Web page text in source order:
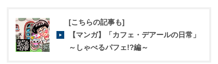
[こちらの記事も]
【マンガ】「カフェ・デアールの日常」
～しゃべるパフェ!?編～